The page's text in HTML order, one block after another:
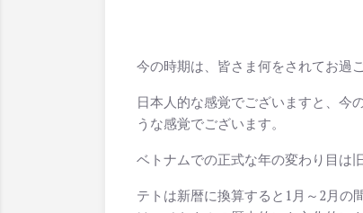
今の時期は、皆さま何をされてお過
日本人的な感覚でございますと、今
うな感覚でございます。
ベトナムでの正式な年の変わり目は
テトは新暦に換算すると1月～2月の